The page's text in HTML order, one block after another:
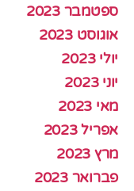
ספטמבר 2023
אוגוסט 2023
יולי 2023
יוני 2023
מאי 2023
אפריל 2023
מרץ 2023
פברואר 2023